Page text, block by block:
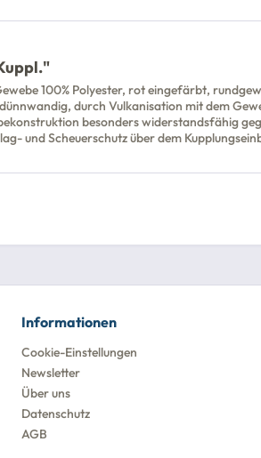
100% Polyester, rot eingefärbt,
durch Vulkanisation mit dem
besonders widerstandsfähig
und Scheuerschutz über dem
Informationen
Cookie-Einstellungen
Newsletter
Über uns
Datenschutz
AGB